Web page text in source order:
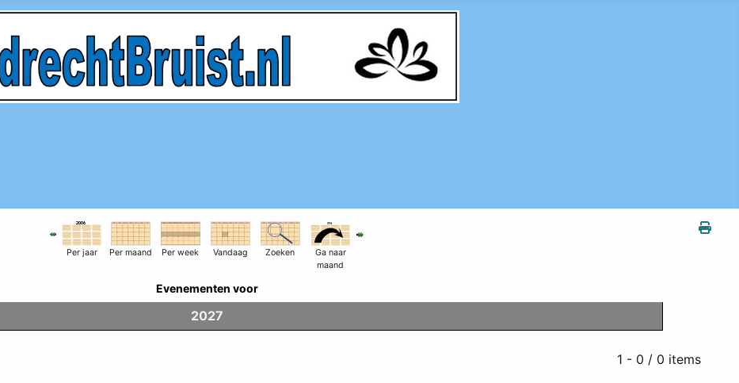
Per jaar Per maand Per week Vandaag Zoeken
Ga naar
maand
Evenementen voor
2027
1 - 0 / 0 items